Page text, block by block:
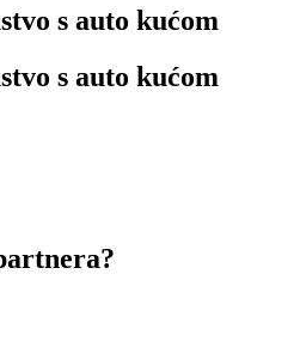
s auto kućom
s auto kućom